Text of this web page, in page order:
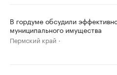
В гордуме обсудили
муниципального имущества
Пермский край